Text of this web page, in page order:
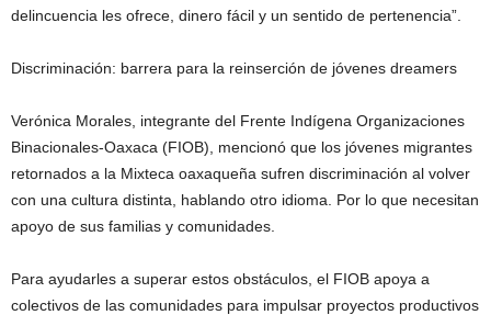
delincuencia les ofrece, dinero fácil y un sentido de pertenencia”.
Discriminación: barrera para la reinserción de jóvenes dreamers
Verónica Morales, integrante del Frente Indígena Organizaciones
Binacionales-Oaxaca (FIOB), mencionó que los jóvenes migrantes
retornados a la Mixteca oaxaqueña sufren discriminación al volver
con una cultura distinta, hablando otro idioma. Por lo que necesitan
apoyo de sus familias y comunidades.
Para ayudarles a superar estos obstáculos, el FIOB apoya a
colectivos de las comunidades para impulsar proyectos productivos